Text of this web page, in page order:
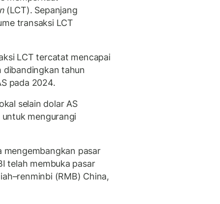
(LCT). Sepanjang
transaksi LCT
LCT tercatat mencapai
dibandingkan tahun
pada 2024.
selain dolar AS
mengurangi
mengembangkan pasar
telah membuka pasar
(RMB) China,